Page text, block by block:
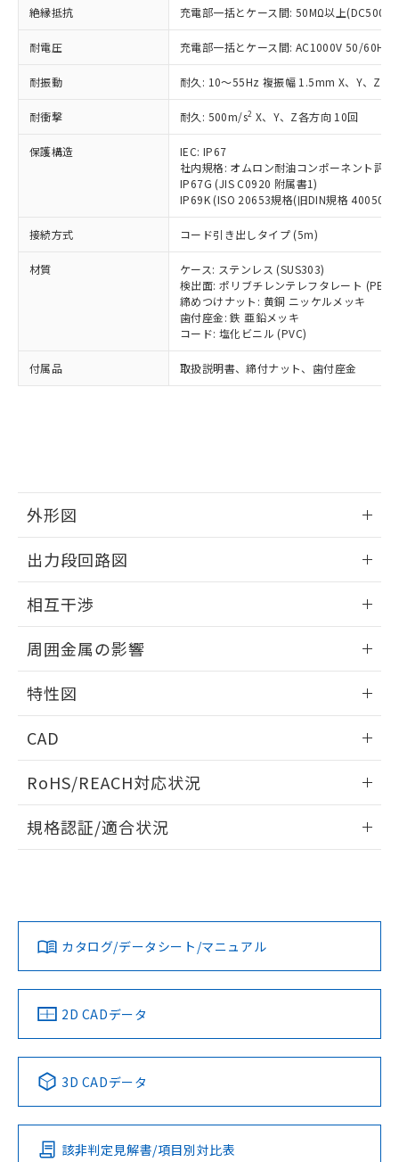
絶縁抵抗 充電部一括とケース間: 50MΩ以上(DC500V
耐電圧 充電部一括とケース間: AC1000V 50/60Hz
耐振動 耐久: 10～55Hz 複振幅 1.5mm X、Y、Z各
耐衝撃 耐久: 500m/s2 X、Y、Z各方向 10回
保護構造
IEC: IP67
社内規格: オムロン耐油コンポーネント評
IP67G (JIS C0920 附属書1)
IP69K (ISO 20653規格(旧DIN規格 40050
接続方式 コード引き出しタイプ (5m)
材質
ケース: ステンレス (SUS303)
検出面: ポリブチレンテレフタレート (PBT)
締めつけナット: 黄銅 ニッケルメッキ
歯付座金: 鉄 亜鉛メッキ
コード: 塩化ビニル (PVC)
付属品 取扱説明書、締付ナット、歯付座金
外形図
外形図
出力段回路図
出力段回路図
タイムチャート
相互干渉
相互干渉
A: 80mm以上、B: 60mm以上
周囲金属の影響
周囲金属の影響
以上、n: 40mm以上
特性図
検出物体の大きさと材質による影響
検出領域
CAD
ドすることができます。
ログイン/会員登録
ダウンロードデータをご利用いただく前に、以下を必ずお読
みください。
ソフトウェアの使用条件
RoHS/REACH対応状況
EU RoHS 注意事項・凡例
対応済み
中国 RoHS 注意事項・凡例
Pb Hg Cd Cr(VI)
O
規格認証/適合状況
LR型式承認
（イギリス
船舶規格）
DNV型式承認
（ノルウェー
BV型式承認
（フランス
KR型式
（韓国
No No No No
この製品の規格認証/適合状況ページへ
その他の認証はこちらのページからご検索ください
カタログ/データシート/マニュアル
2D CADデータ
3D CADデータ
該非判定見解書/項目別対比表
在庫状況および標準価格照会結果は、
記載している更新日時点での社内デー
タに基づき作成されるものであり、閲
覧された時点での実際の在庫および標
準価格とは異なる場合があることをご
正式な納期状況および標準価格はお客
様のお取引先、またはお客様担当のオ
ムロン制御機器販売店・当社販売員に
ご相談ください。
オムロン制御機器販売店や当社販売拠
販売ネットワーク
」をご確認
在庫状況および標準価格結果を当社の
事前の承諾なく第三者に漏洩または開
示しないようお願いします。
マイパーツ機能（部品リスト作成サー
ビス）をご利用いただくには、I-Web
メンバーズにご登録されている必要が
お客様が当ウェブサイト上で当社にご
用者の範囲」に記載されている法人を
指します。
むを得ず変更することがあります。
*EU RoHS指令（10物質）：
鉛(Pb) 1000ppm以下、 水銀(Hg) 1000ppm以下、 カド
ミウム(Cd) 100ppm以下、
六価クロム(Cr(Ⅵ)) 1000ppm以下、ポリ臭化ビフェニル
(PBDE) 1000ppm以下、フタル酸ビス(2-エチルヘキシ
ル) (DEHP)(別名：DOP) 1000ppm以下、フタル酸ブチ
ルベンジル（BBP） 1000ppm以下、フタル酸ジブチル
（DBP） 1000ppm以下、フタル酸ジイソブチル
但し、RoHS指令で産業用監視および制御機器に対する
フタル酸エステル類の４物質については閾値を超える意
図的な使用がないことを確認しています。
部品在庫の切り替え状況などにより、予定
月が前後することがあります。
EU RoHS指令（10物質）の非含有証明書
51物質の非含有証明書（当社基準）
るもので、過去に遡って非含有を証明する
ものではありません。
また、RoHS指令のフタル酸エステル類４
物質の対応では、対応完了までの期間は出
荷製品に未対応品が混在することから備考
欄に対応日を記載しておりました。
既に当社にて対応品への在庫切替を完了
り、2022年1月12日より割愛しておりま
す。
い合わせください。
Cr(Ⅵ)(六価クロム) : 1000ppm、 PBBs(ポリ臭化ビフェ
ニル類) : 1000ppm、 PBDEs(ポリ臭化ジフェニルエーテ
DBP(フタル酸ジブチル) : 1000ppm、 DIBP(フタル酸ジ
イソブチル) : 1000ppm、 BBP(フタル酸ブチルベンジ
DEHP(フタル酸ビス(2-エチルヘキシル)) : 1000ppm
※2 環境保護使用期限
「ｅ」：有害物質（10物質）のすべてが基
準値以下であることを示します。
「10」：通常の使用状況下において有害物
質が外部に漏えいし、環境に深刻な影響を
及ぼさない年数を意味します。
「－」：未確認です。当社販売部門へお問
為替および外国貿易法に定める商品
（以下｢規制貨物等」という）を輸出
または国外への提供する場合は、日本
国政府の輸出許可(または役務取引許
可)を取得するなどの必要な手続きを
当社は規制貨物を破棄する場合は、完
全に破砕するなど、違法に輸出されな
いよう必要な手段を講じます。
当社は貴社製品を、核兵器、ミサイ
ル、化学兵器、生物兵器またはその他
武器並びにこれらの製造装置等に一切
使用いたしません。
当社は、貴社製品を第三者に販売する
場合は、上記1、2および3の内容を当
該第三者に通知します。また当社は、
販売先および販売に係わる関係者が違
法に輸出するおそれがある場合は、取
一定数以上の在庫あり
一定数には満たないが在庫あり
在庫なし(最新の在庫状況につ
いては、お客様のお取引先、ま
たはお客様担当のオムロン制御
機器販売店・当社販売員にご確
認ください)
受注生産機種、また在庫状況の
情報を公開していない機種